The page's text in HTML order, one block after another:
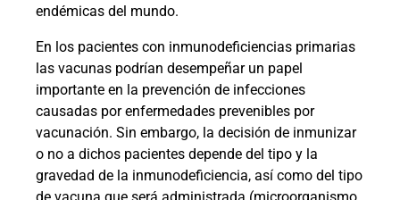
endémicas del mundo.
En los pacientes con inmunodeficiencias primarias
las vacunas podrían desempeñar un papel
importante en la prevención de infecciones
causadas por enfermedades prevenibles por
vacunación. Sin embargo, la decisión de inmunizar
o no a dichos pacientes depende del tipo y la
gravedad de la inmunodeficiencia, así como del tipo